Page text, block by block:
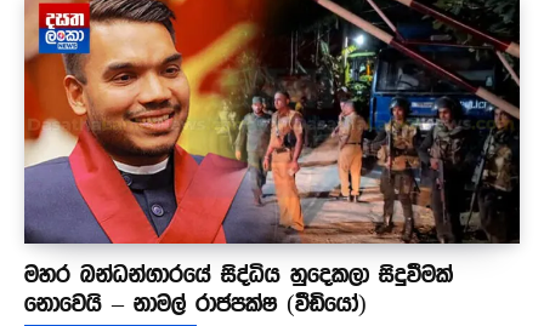
මහර බන්ධන්ගාරයේ සිද්ධිය හුදෙකලා සිදුවීමක්
නොවෙයි – නාමල් රාජපක්ෂ (වීඩියෝ)